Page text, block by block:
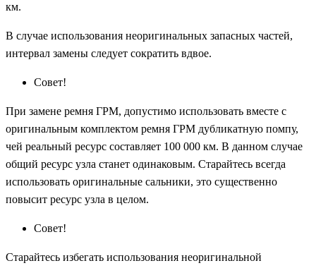
км.
В случае использования неоригинальных запасных частей,
интервал замены следует сократить вдвое.
Совет!
При замене ремня ГРМ, допустимо использовать вместе с
оригинальным комплектом ремня ГРМ дубликатную помпу,
чей реальный ресурс составляет 100 000 км. В данном случае
общий ресурс узла станет одинаковым. Старайтесь всегда
использовать оригинальные сальники, это существенно
повысит ресурс узла в целом.
Совет!
Старайтесь избегать использования неоригинальной